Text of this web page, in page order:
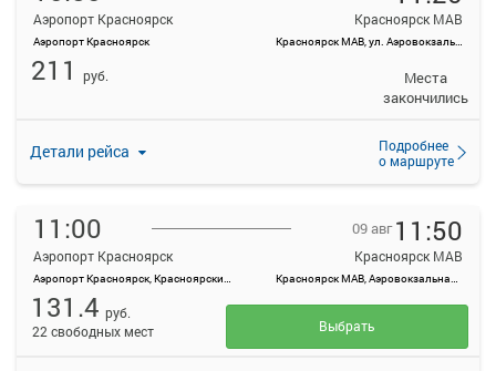
Аэропорт Красноярск
Аэропорт Красноярск
Красноярск МАВ
Красноярск МАВ, ул. Аэровокзальная, д. 22
Детали рейса
Подробнее
о маршруте
211 руб.
Места
закончились
11:00
Аэропорт Красноярск
Аэропорт Красноярск, Красноярский край, Емельяновский район, а/э Емельяново
09 авг 11:50
Красноярск МАВ
Красноярск МАВ, Аэровокзальная ул., 22
131.4 руб.
22 свободных мест
Выбрать